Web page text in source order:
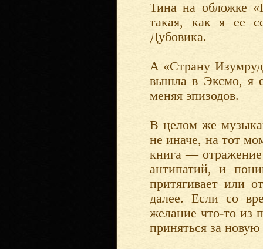
Тина на обложке
такая, как я ее
Дубовика.
А «Страну
вышла в Эксмо, я
меняя эпизодов.
В целом же
не иначе, на тот
книга —
антипатий, и
притягивает или
далее. Если со
желание что-то из
приняться за